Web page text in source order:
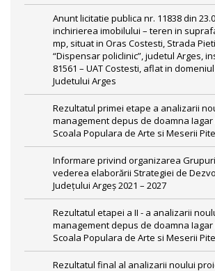
Anunt licitatie publica nr. 11838 din
inchirierea imobilului – teren in
mp, situat in Oras Costesti, Strada
“Dispensar policlinic”, judetul Arges,
81561 – UAT Costesti, aflat in
Judetului Arges
Rezultatul primei etape a analizarii
management depus de doamna
Scoala Populara de Arte si Meserii
Informare privind organizarea
vederea elaborării Strategiei de
Județului Argeș 2021 – 2027
Rezultatul etapei a II - a analizarii
management depus de doamna Iagar
Scoala Populara de Arte si Meserii
Rezultatul final al analizarii noului